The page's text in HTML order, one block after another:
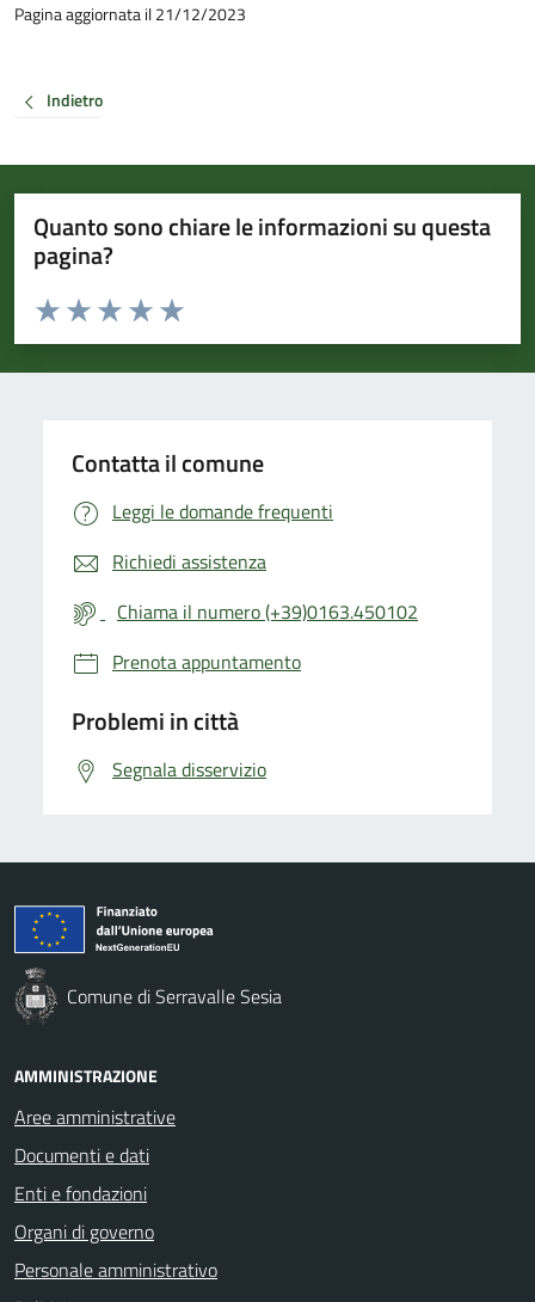
Pagina aggiornata il 21/12/2023
Indietro
Quanto sono chiare le informazioni su questa
pagina?
Valuta da 1 a 5 stelle la pagina
Valuta 5 stelle su 5
Valuta 4 stelle su 5
Valuta 3 stelle su 5
Valuta 2 stelle su 5
Valuta 1 stelle su 5
Contatta il comune
Leggi le domande frequenti
Richiedi assistenza
Chiama il numero (+39)0163.450102
Prenota appuntamento
Problemi in città
Segnala disservizio
Comune di Serravalle Sesia
AMMINISTRAZIONE
Aree amministrative
Documenti e dati
Enti e fondazioni
Organi di governo
Personale amministrativo